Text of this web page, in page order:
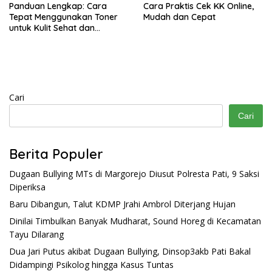
Panduan Lengkap: Cara
Tepat Menggunakan Toner
untuk Kulit Sehat dan
Cara Praktis Cek KK Online,
Mudah dan Cepat
Cari
Cari
Berita Populer
Dugaan Bullying MTs di Margorejo Diusut Polresta Pati, 9 Saksi
Diperiksa
Baru Dibangun, Talut KDMP Jrahi Ambrol Diterjang Hujan
Dinilai Timbulkan Banyak Mudharat, Sound Horeg di Kecamatan
Tayu Dilarang
Dua Jari Putus akibat Dugaan Bullying, Dinsop3akb Pati Bakal
Didampingi Psikolog hingga Kasus Tuntas